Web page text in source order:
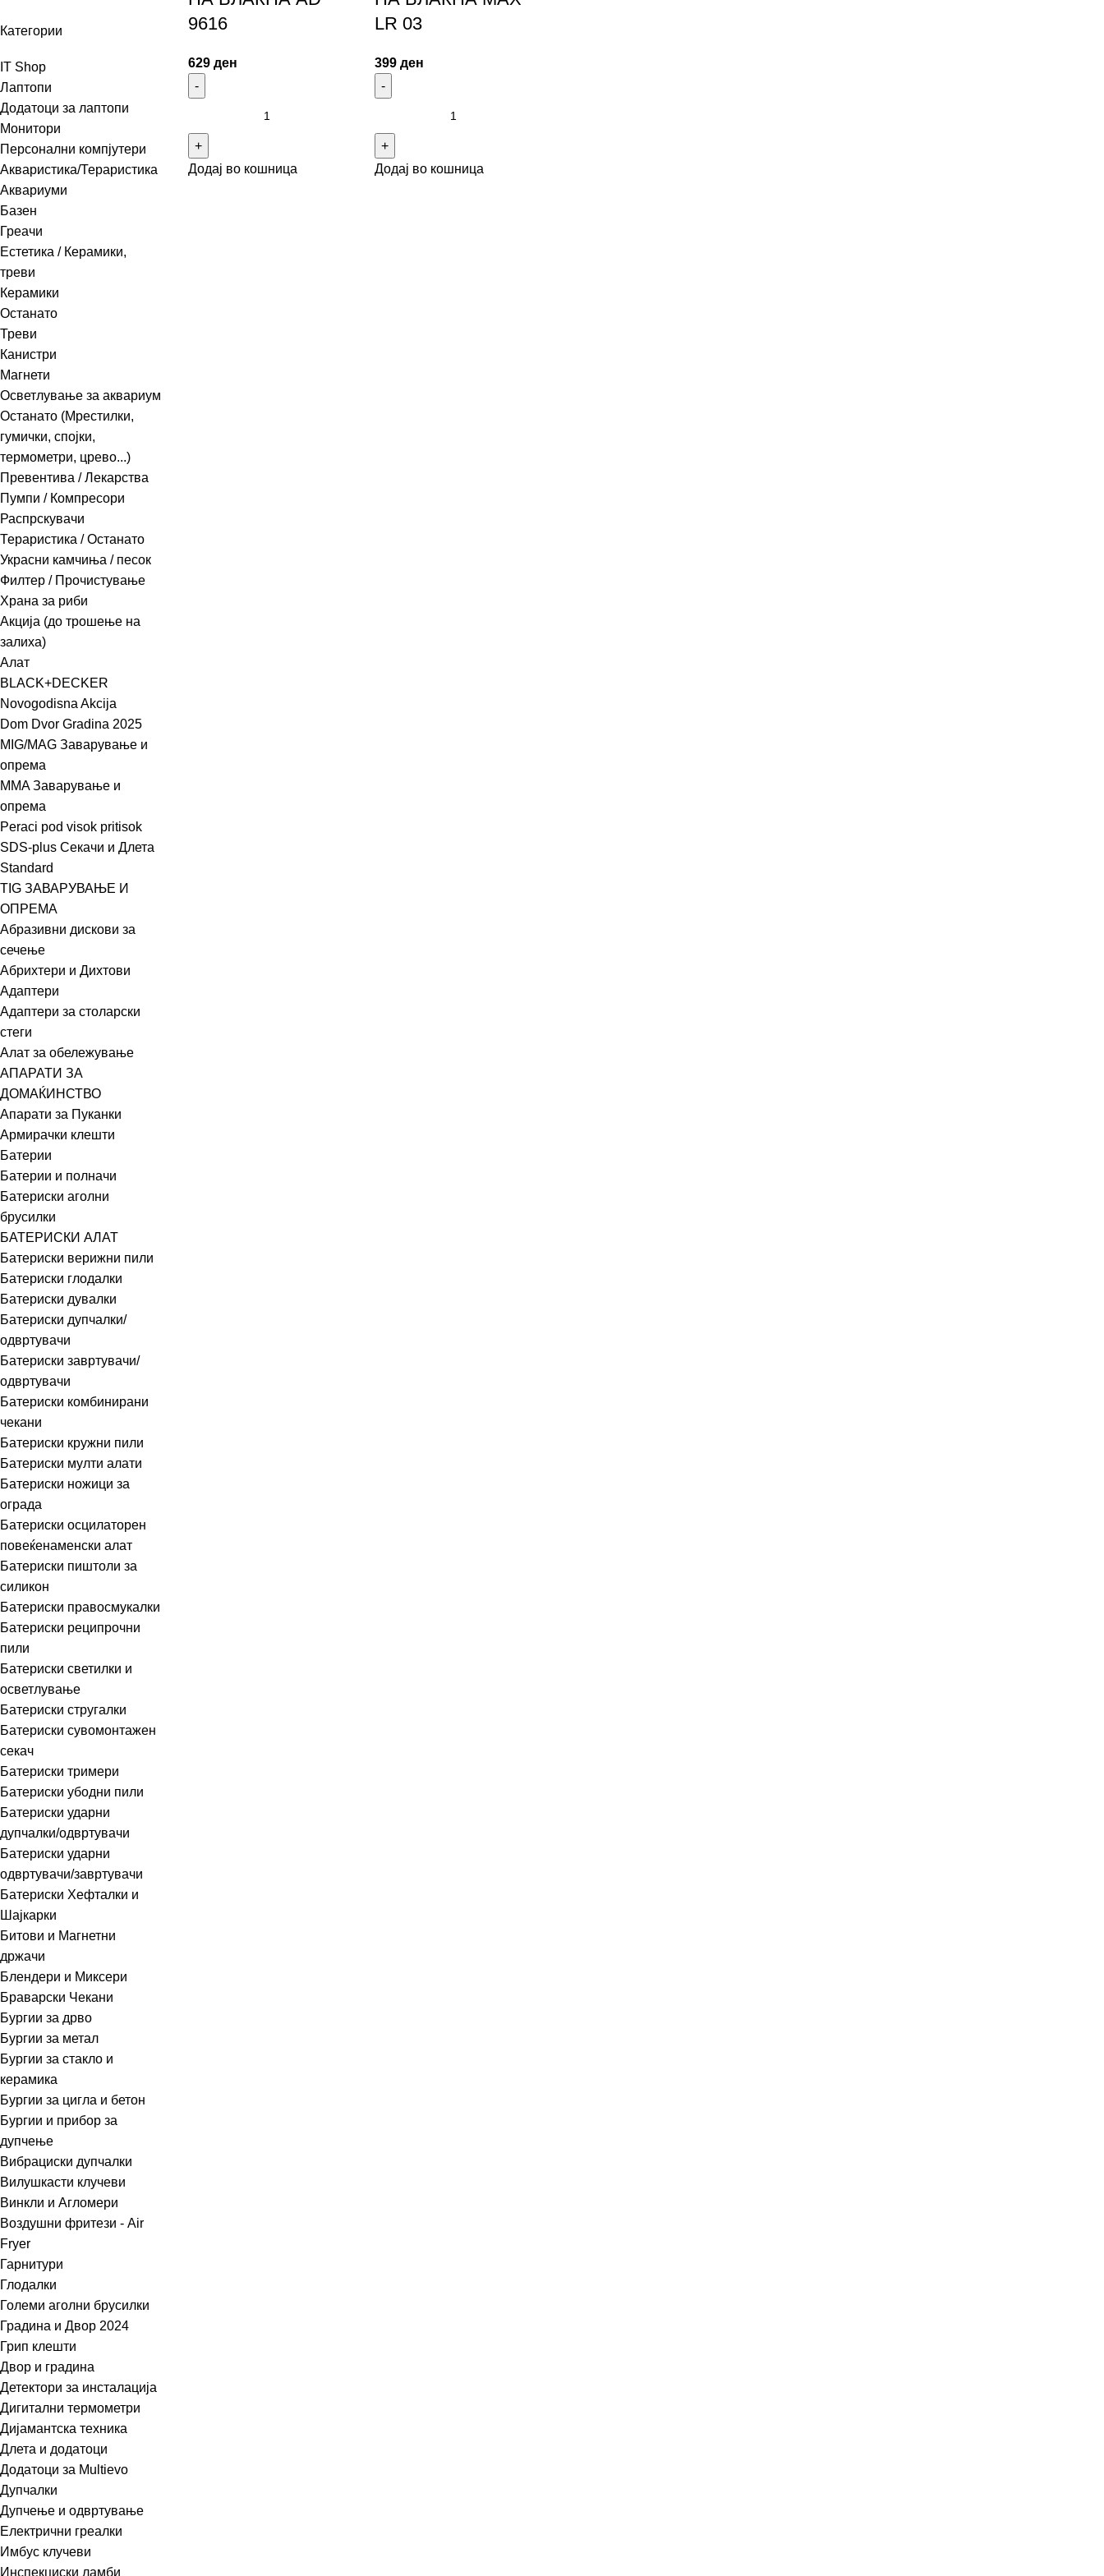
Категории
IT Shop
Лаптопи
Додатоци за лаптопи
Монитори
Персонални компјутери
Акваристика/Тераристика
Аквариуми
Базен
Греачи
Естетика / Керамики,
треви
Керамики
Останато
Треви
Канистри
Магнети
Осветлување за аквариум
Останато (Мрестилки,
гумички, спојки,
термометри, црево...)
Превентива / Лекарства
Пумпи / Компресори
Распрскувачи
Тераристика / Останато
Украсни камчиња / песок
Филтер / Прочистување
Храна за риби
Акција (до трошење на
залиха)
Алат
BLACK+DECKER
Novogodisna Akcija
Dom Dvor Gradina 2025
MIG/MAG Заварување и
опрема
MMA Заварување и
опрема
Peraci pod visok pritisok
SDS-plus Секачи и Длета
Standard
TIG ЗАВАРУВАЊЕ И
ОПРЕМА
Абразивни дискови за
сечење
Абрихтери и Дихтови
Адаптери
Адаптери за столарски
стеги
Алат за обележување
АПАРАТИ ЗА
ДОМАЌИНСТВО
Апарати за Пуканки
Армирачки клешти
Батерии
Батерии и полначи
Батериски аголни
брусилки
БАТЕРИСКИ АЛАТ
Батериски верижни пили
Батериски глодалки
Батериски дувалки
Батериски дупчалки/
одвртувачи
Батериски завртувачи/
одвртувачи
Батериски комбинирани
чекани
Батериски кружни пили
Батериски мулти алати
Батериски ножици за
ограда
Батериски осцилаторен
повеќенаменски алат
Батериски пиштоли за
силикон
Батериски правосмукалки
Батериски реципрочни
пили
Батериски светилки и
осветлување
Батериски стругалки
Батериски сувомонтажен
секач
Батериски тримери
Батериски убодни пили
Батериски ударни
дупчалки/одвртувачи
Батериски ударни
одвртувачи/завртувачи
Батериски Хефталки и
Шајкарки
Битови и Магнетни
држачи
Блендери и Миксери
Браварски Чекани
Бургии за дрво
Бургии за метал
Бургии за стакло и
керамика
Бургии за цигла и бетон
Бургии и прибор за
дупчење
Вибрациски дупчалки
Вилушкасти клучеви
Винкли и Агломери
Воздушни фритези - Air
Fryer
Гарнитури
Глодалки
Големи аголни брусилки
Градина и Двор 2024
Грип клешти
Двор и градина
Детектори за инсталација
Дигитални термометри
Дијамантска техника
Длета и додатоци
Додатоци за Multievo
Дупчалки
Дупчење и одвртување
Електрични греалки
Имбус клучеви
Инспекциски ламби
9616
629 ден
Додај во кошница
LR 03
399 ден
Додај во кошница